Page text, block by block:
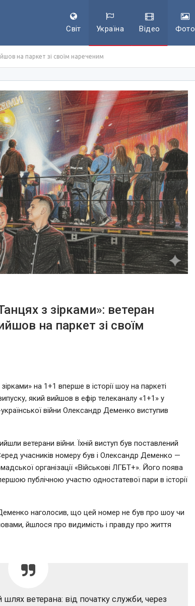
Світ Україна Відео Фото
на паркет зі своїм нареченим
з зірками»: ветеран
на паркет зі своїм
на 1+1 вперше в історії шоу на паркеті
який вийшов в ефір телеканалу «1+1» у
війни Олександр Деменко виступив
ветерани війни. Їхній виступ був поставлений
Серед учасників номеру був і Олександр Деменко —
організації «Військові ЛГБТ+». Його поява
публічною участю одностатевої пари в історії
наголосив, що цей номер не був про шоу чи
йшлося про видимість і правду про життя
ветерана: від початку служби, через